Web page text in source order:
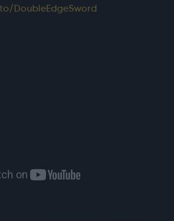
DoubleEdgeSword